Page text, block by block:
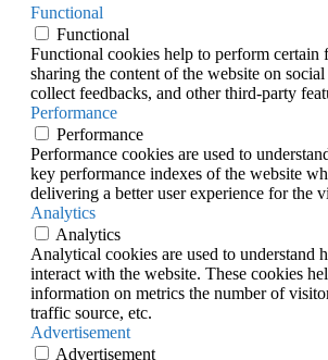
Functional
Functional
Functional cookies help to perform certain
sharing the content of the website on
collect feedbacks, and other third-party
Performance
Performance
Performance cookies are used to
key performance indexes of the website
delivering a better user experience for the
Analytics
Analytics
Analytical cookies are used to understand
interact with the website. These cookies
information on metrics the number of
traffic source, etc.
Advertisement
Advertisement